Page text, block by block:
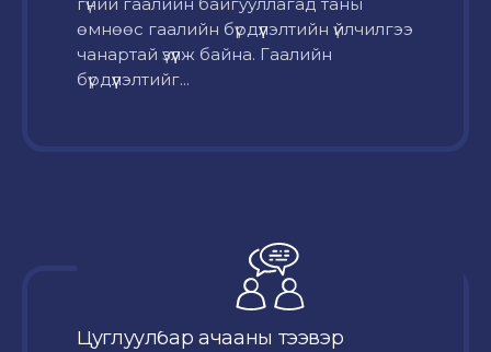
өмнөөс гаалийн бүрдүүлэлтийн үйлчилгээ
чанартай үзүүлж байна. Гаалийн
бүрдүүлэлтийг...
Цуглуулбар ачааны тээвэр